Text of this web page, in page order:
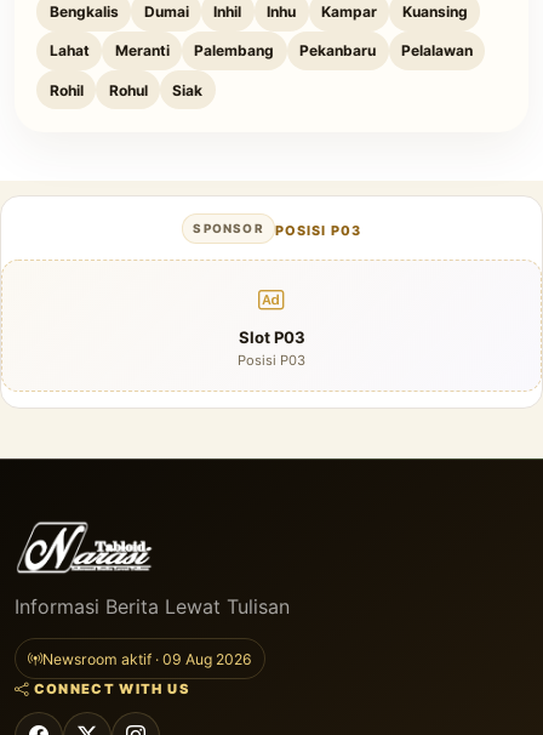
Bengkalis Dumai Inhil Inhu Kampar Kuansing
Lahat Meranti Palembang Pekanbaru Pelalawan
Rohil Rohul Siak
SPONSOR POSISI P03
Slot P03
Posisi P03
Informasi Berita Lewat Tulisan
Newsroom aktif · 09 Aug 2026
CONNECT WITH US